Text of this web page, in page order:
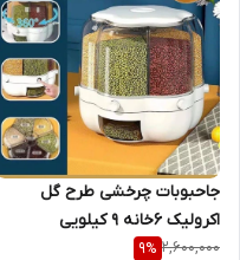
جاحبوبات چرخشی طرح گل
اکرولیک ۶خانه ۹ کیلویی
2,600,000
9%